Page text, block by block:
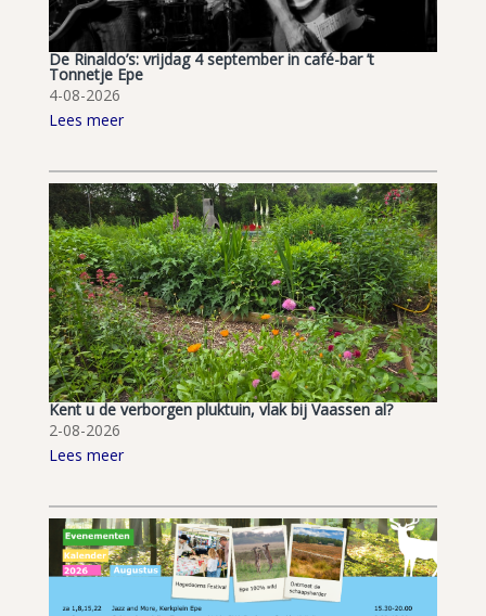
De Rinaldo’s: vrijdag 4 september in café-bar ’t
Tonnetje Epe
4-08-2026
Lees meer
Kent u de verborgen pluktuin, vlak bij Vaassen al?
2-08-2026
Lees meer